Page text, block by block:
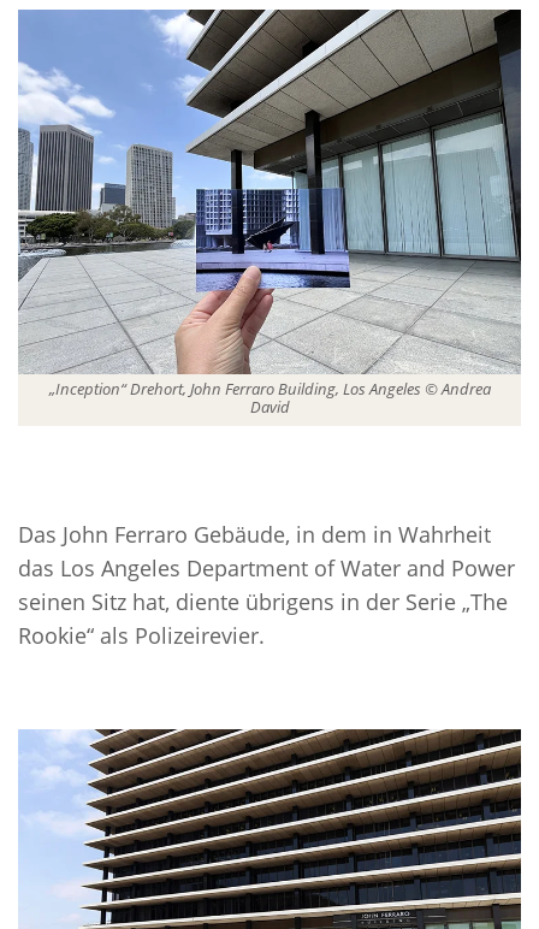
„Inception“ Drehort, John Ferraro Building, Los Angeles © Andrea
David
Das John Ferraro Gebäude, in dem in Wahrheit
das Los Angeles Department of Water and Power
seinen Sitz hat, diente übrigens in der Serie „The
Rookie“ als Polizeirevier.